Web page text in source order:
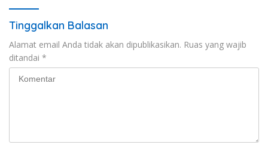
Tinggalkan Balasan
Alamat email Anda tidak akan dipublikasikan. Ruas yang wajib
ditandai *